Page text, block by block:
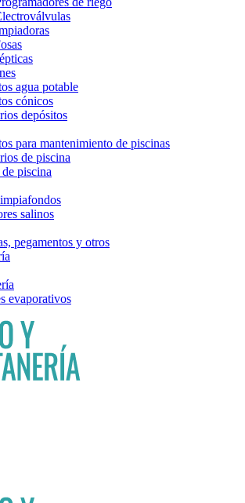
agua potable
cónicos
depósitos
para mantenimiento de piscinas
de piscina
piscina
salinos
pegamentos y otros
evaporativos